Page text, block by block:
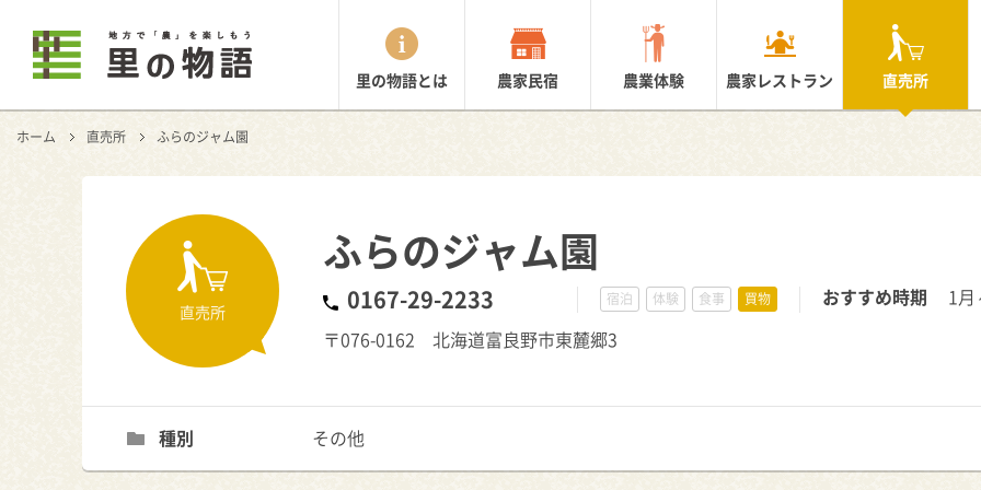
里の物語とは 農家民宿 農業体験 農家レストラン 直売所
ホーム 直売所 ふらのジャム園
直売所
ふらのジャム園
0167-29-2233 宿泊 体験 食事 買物 おすすめ時期
1月
〒076-0162 北海道富良野市東麓郷3
種別 その他